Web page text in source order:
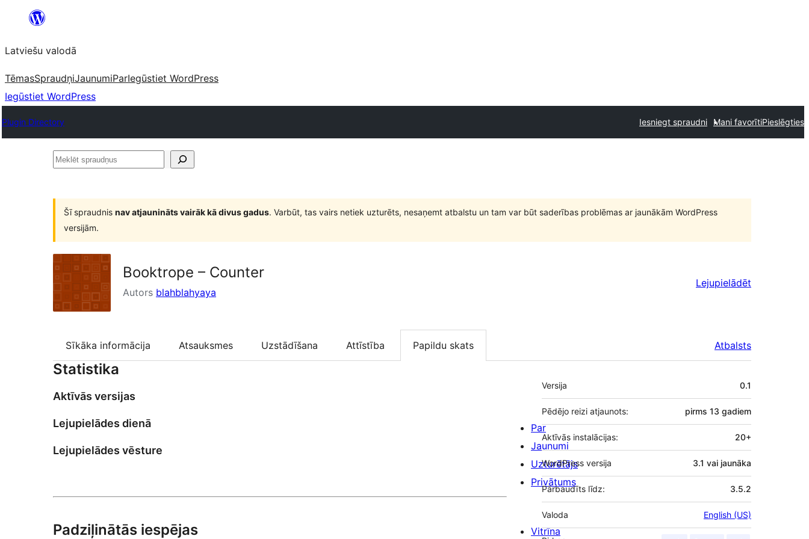
Pāriet
saturu
Latviešu valodā
TēmasSpraudņiJaunumiParIegūstiet WordPress
Iegūstiet WordPress
Plugin Directory Iesniegt spraudni Mani favorītiPieslēgties
Meklēt
Šī spraudnis nav atjaunināts vairāk kā divus gadus. Varbūt, tas vairs netiek uzturēts, nesaņemt atbalstu un tam var būt saderības problēmas ar jaunākām WordPress
versijām.
Booktrope – Counter
Autors blahblahyaya
Lejupielādēt
Sīkāka informācija Atsauksmes Uzstādīšana Attīstība Papildu skats Atbalsts
Statistika
Aktīvās versijas
Lejupielādes dienā
Lejupielādes vēsture
Padziļinātās iespējas
Meta
Versija 0.1
Pēdējo reizi atjaunots: pirms 13 gadiem
Aktīvās instalācijas: 20+
WordPress versija 3.1 vai jaunāka
Pārbaudīts līdz: 3.5.2
Valoda English (US)
Par
Jaunumi
Uzturētājs
Privātums
Vitrīna